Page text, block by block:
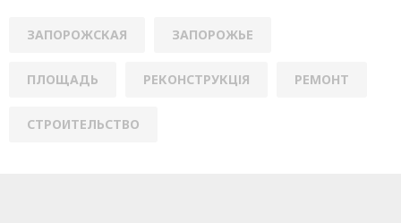
ЗАПОРОЖСКАЯ ЗАПОРОЖЬЕ
ПЛОЩАДЬ РЕКОНСТРУКЦІЯ РЕМОНТ
СТРОИТЕЛЬСТВО